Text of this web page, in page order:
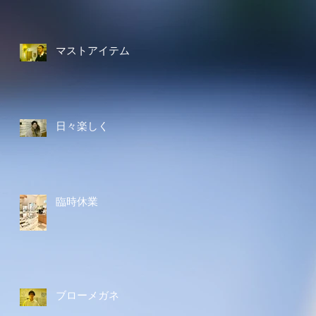
マストアイテム
日々楽しく
臨時休業
ブローメガネ